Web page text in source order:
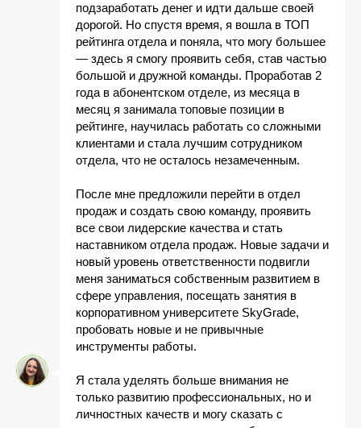
подзаработать денег и идти дальше своей
дорогой. Но спустя время, я вошла в ТОП
рейтинга отдела и поняла, что могу большее
— здесь я смогу проявить себя, став частью
большой и дружной команды. Проработав 2
года в абонентском отделе, из месяца в
месяц я занимала топовые позиции в
рейтинге, научилась работать со сложными
клиентами и стала лучшим сотрудником
отдела, что не осталось незамеченным.
После мне предложили перейти в отдел
продаж и создать свою команду, проявить
все свои лидерские качества и стать
наставником отдела продаж. Новые задачи и
новый уровень ответственности подвигли
меня заниматься собственным развитием в
сфере управления, посещать занятия в
корпоративном университете SkyGrade,
пробовать новые и не привычные
инструменты работы.
Я стала уделять больше внимания не
только развитию профессиональных, но и
личностных качеств и могу сказать с